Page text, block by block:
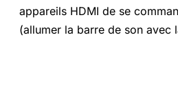
appareils HDMI de se
(allumer la barre de son avec